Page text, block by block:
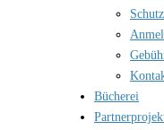
Bücherei